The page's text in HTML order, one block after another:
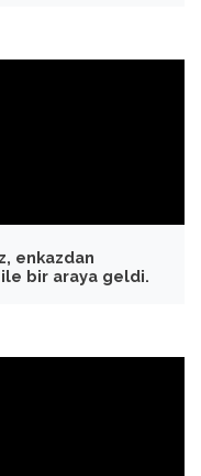
enkazdan
ile bir araya geldi.